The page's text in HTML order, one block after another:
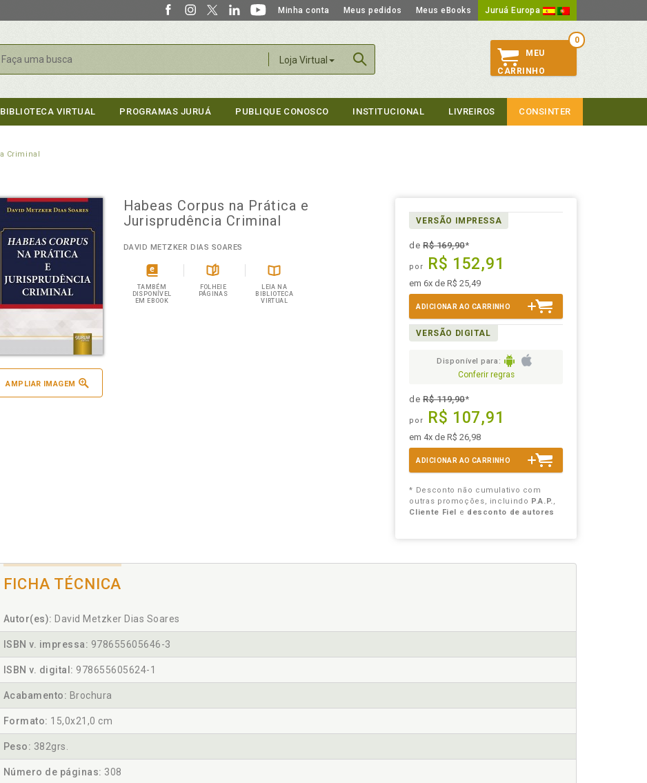
Minha conta Meus pedidos Meus eBooks Juruá Europa
Loja Virtual
Buscar
0
MEU
CARRINHO
BIBLIOTECA VIRTUAL PROGRAMAS JURUÁ PUBLIQUE CONOSCO INSTITUCIONAL LIVREIROS CONSINTER
Criminal
AMPLIAR IMAGEM
Habeas Corpus na Prática e
Jurisprudência Criminal
DAVID METZKER DIAS SOARES
TAMBÉM
DISPONÍVEL
EM EBOOK
FOLHEIE
PÁGINAS
LEIA NA
BIBLIOTECA
VIRTUAL
VERSÃO IMPRESSA
deR$ 169,90*
por R$ 152,91
em 6x de R$ 25,49
ADICIONAR AO CARRINHO
VERSÃO DIGITAL
Disponível para:
Conferir regras
deR$ 119,90*
por R$ 107,91
em 4x de R$ 26,98
ADICIONAR AO CARRINHO
* Desconto não cumulativo com
outras promoções, incluindo P.A.P.,
Cliente Fiel
e desconto de autores
FICHA TÉCNICA
Autor(es): David Metzker Dias Soares
ISBN v. impressa: 978655605646-3
ISBN v. digital: 978655605624-1
Acabamento: Brochura
Formato: 15,0x21,0 cm
Peso: 382grs.
Número de páginas: 308